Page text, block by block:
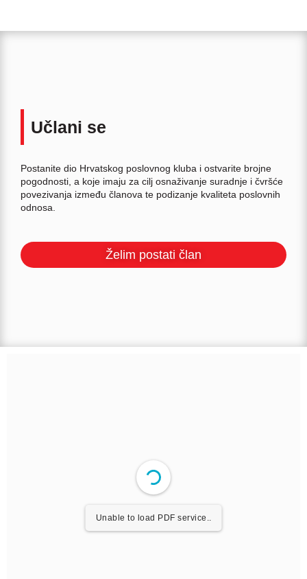
Učlani se
Postanite dio Hrvatskog poslovnog kluba i ostvarite brojne
pogodnosti, a koje imaju za cilj osnaživanje suradnje i čvršće
povezivanja između članova te podizanje kvaliteta poslovnih
odnosa.
Želim postati član
Unable to load PDF service..